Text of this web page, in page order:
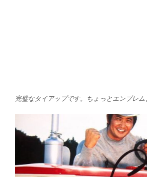
完璧なタイアップです。ちょっとエンブレム